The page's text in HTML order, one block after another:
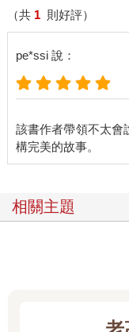
（共 1 則好評）
pe*ssi 說：
該書作者帶領不太會
相關主題